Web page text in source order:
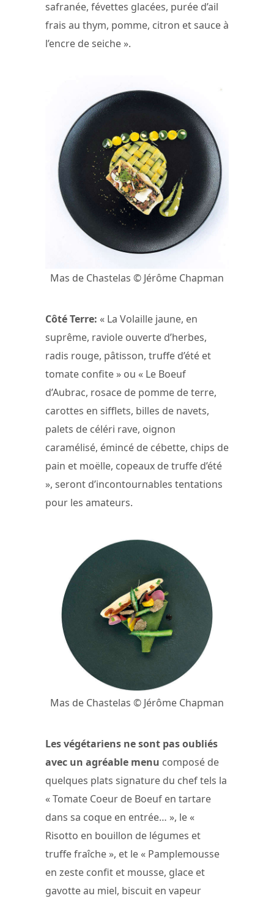
safranée, févettes glacées, purée d’ail
frais au thym, pomme, citron et sauce à
l’encre de seiche ».
Mas de Chastelas © Jérôme Chapman
Côté Terre: « La Volaille jaune, en
suprême, raviole ouverte d’herbes,
radis rouge, pâtisson, truffe d’été et
tomate confite » ou « Le Boeuf
d’Aubrac, rosace de pomme de terre,
carottes en sifflets, billes de navets,
palets de céléri rave, oignon
caramélisé, émincé de cébette, chips de
pain et moëlle, copeaux de truffe d’été
», seront d’incontournables tentations
pour les amateurs.
Mas de Chastelas © Jérôme Chapman
Les végétariens ne sont pas oubliés
avec un agréable menu composé de
quelques plats signature du chef tels la
« Tomate Coeur de Boeuf en tartare
dans sa coque en entrée… », le «
Risotto en bouillon de légumes et
truffe fraîche », et le « Pamplemousse
en zeste confit et mousse, glace et
gavotte au miel, biscuit en vapeur